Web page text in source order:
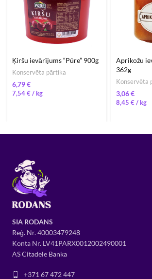
Ķiršu ievārījums “Pūre” 900g
Konservēta pārtika
€
7,54€/
Aprikožu
362g
Konservēta
€
8,45 € /
SIA RODANS
Reģ. Nr.40003479248
Konta Nr. LV41PARX0012002490001
AS Citadele Banka
+371 67 472 447